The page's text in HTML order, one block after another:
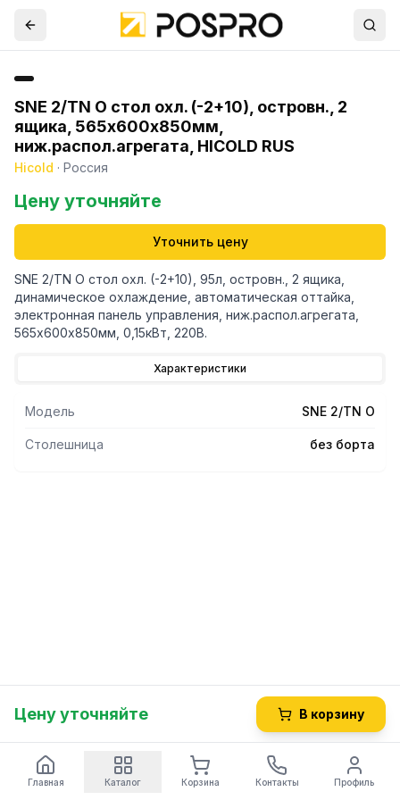
SNE 2/TN О стол охл. (-2+10), островн., 2
ящика, 565х600х850мм,
ниж.распол.агрегата, HICOLD RUS
Hicold · Россия
Цену уточняйте
Уточнить цену
SNE 2/TN О стол охл. (-2+10), 95л, островн., 2 ящика,
динамическое охлаждение, автоматическая оттайка,
электронная панель управления, ниж.распол.агрегата,
565х600х850мм, 0,15кВт, 220В.
Характеристики
Модель SNE 2/TN О
Столешница без борта
Цену уточняйте В корзину
Главная Каталог Корзина Контакты Профиль